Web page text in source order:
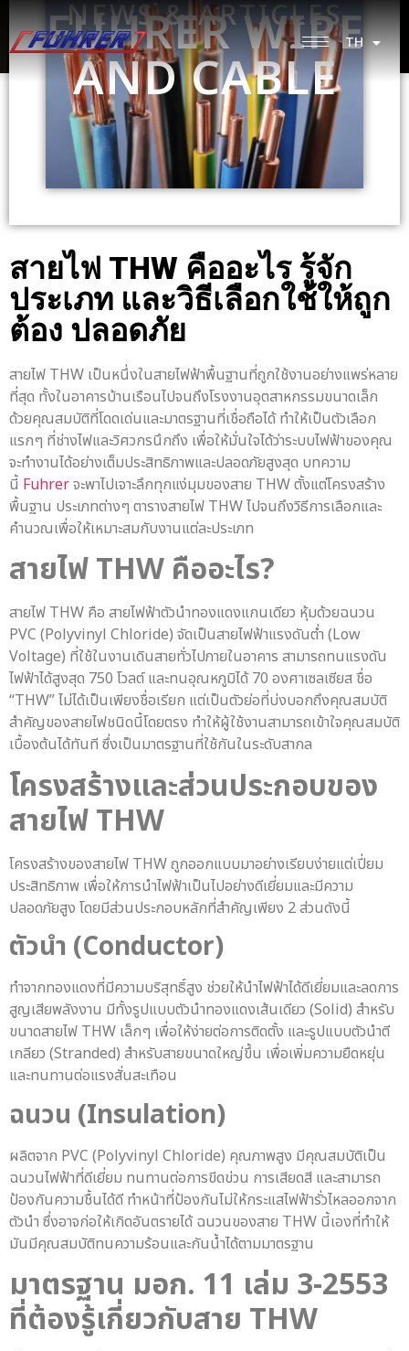
TH
EN
FUHRER WIRE
AND CABLE
NEWS & ARTICLES
สายไฟ THW คืออะไร รู้จัก
ประเภท และวิธีเลือกใช้ให้ถูก
ต้อง ปลอดภัย
สายไฟ THW เป็นหนึ่งในสายไฟฟ้าพื้นฐานที่ถูกใช้งานอย่างแพร่หลาย
ที่สุด ทั้งในอาคารบ้านเรือนไปจนถึงโรงงานอุตสาหกรรมขนาดเล็ก
ด้วยคุณสมบัติที่โดดเด่นและมาตรฐานที่เชื่อถือได้ ทำให้เป็นตัวเลือก
แรกๆ ที่ช่างไฟและวิศวกรนึกถึง เพื่อให้มั่นใจได้ว่าระบบไฟฟ้าของคุณ
จะทำงานได้อย่างเต็มประสิทธิภาพและปลอดภัยสูงสุด บทความ
นี้ Fuhrerจะพาไปเจาะลึกทุกแง่มุมของสาย THW ตั้งแต่โครงสร้าง
พื้นฐาน ประเภทต่างๆ ตารางสายไฟ THW ไปจนถึงวิธีการเลือกและ
คำนวณเพื่อให้เหมาะสมกับงานแต่ละประเภท
สายไฟ THW คืออะไร?
สายไฟ THW คือ สายไฟฟ้าตัวนำทองแดงแกนเดียว หุ้มด้วยฉนวน
PVC (Polyvinyl Chloride) จัดเป็นสายไฟฟ้าแรงดันต่ำ (Low
Voltage) ที่ใช้ในงานเดินสายทั่วไปภายในอาคาร สามารถทนแรงดัน
ไฟฟ้าได้สูงสุด 750 โวลต์ และทนอุณหภูมิได้ 70 องศาเซลเซียส ชื่อ
“THW” ไม่ได้เป็นเพียงชื่อเรียก แต่เป็นตัวย่อที่บ่งบอกถึงคุณสมบัติ
สำคัญของสายไฟชนิดนี้โดยตรง ทำให้ผู้ใช้งานสามารถเข้าใจคุณสมบัติ
เบื้องต้นได้ทันที ซึ่งเป็นมาตรฐานที่ใช้กันในระดับสากล
โครงสร้างและส่วนประกอบของ
สายไฟ THW
โครงสร้างของสายไฟ THW ถูกออกแบบมาอย่างเรียบง่ายแต่เปี่ยม
ประสิทธิภาพ เพื่อให้การนำไฟฟ้าเป็นไปอย่างดีเยี่ยมและมีความ
ปลอดภัยสูง โดยมีส่วนประกอบหลักที่สำคัญเพียง 2 ส่วนดังนี้
ตัวนำ (Conductor)
ทำจากทองแดงที่มีความบริสุทธิ์สูง ช่วยให้นำไฟฟ้าได้ดีเยี่ยมและลดการ
สูญเสียพลังงาน มีทั้งรูปแบบตัวนำทองแดงเส้นเดียว (Solid) สำหรับ
ขนาดสายไฟ THW เล็กๆ เพื่อให้ง่ายต่อการติดตั้ง และรูปแบบตัวนำตี
เกลียว (Stranded) สำหรับสายขนาดใหญ่ขึ้น เพื่อเพิ่มความยืดหยุ่น
และทนทานต่อแรงสั่นสะเทือน
ฉนวน (Insulation)
ผลิตจาก PVC (Polyvinyl Chloride) คุณภาพสูง มีคุณสมบัติเป็น
ฉนวนไฟฟ้าที่ดีเยี่ยม ทนทานต่อการขีดข่วน การเสียดสี และสามารถ
ป้องกันความชื้นได้ดี ทำหน้าที่ป้องกันไม่ให้กระแสไฟฟ้ารั่วไหลออกจาก
ตัวนำ ซึ่งอาจก่อให้เกิดอันตรายได้ ฉนวนของสาย THW นี้เองที่ทำให้
มันมีคุณสมบัติทนความร้อนและกันน้ำได้ตามมาตรฐาน
มาตรฐาน มอก. 11 เล่ม 3-2553
ที่ต้องรู้เกี่ยวกับสาย THW